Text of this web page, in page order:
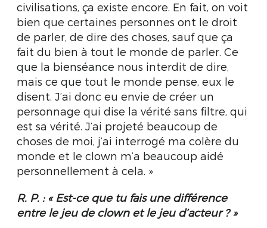
civilisations, ça existe encore. En fait, on voit
bien que certaines personnes ont le droit
de parler, de dire des choses, sauf que ça
fait du bien à tout le monde de parler. Ce
que la bienséance nous interdit de dire,
mais ce que tout le monde pense, eux le
disent. J’ai donc eu envie de créer un
personnage qui dise la vérité sans filtre, qui
est sa vérité. J’ai projeté beaucoup de
choses de moi, j’ai interrogé ma colère du
monde et le clown m’a beaucoup aidé
personnellement à cela. »
R. P. : « Est-ce que tu fais une différence
entre le jeu de clown et le jeu d’acteur ? »